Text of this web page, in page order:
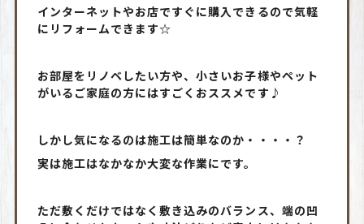
インターネットやお店ですぐに購入できるので気軽
にリフォームできます☆
お部屋をリノベしたい方や、小さいお子様やペット
がいるご家庭の方にはすごくおススメです♪
しかし気になるのは施工は簡単なのか・・・・？
実は施工はなかなか大変な作業にです。
ただ敷くだけではなく敷き込みのバランス、端の凹